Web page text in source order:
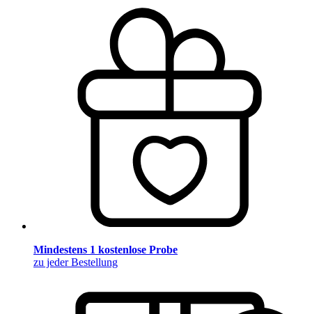
Mindestens 1 kostenlose Probe
zu jeder Bestellung